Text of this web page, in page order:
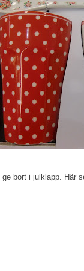
bort i julklapp.